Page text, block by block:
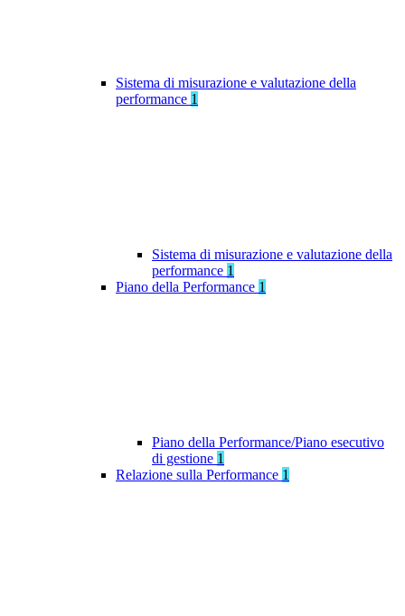
Sistema di misurazione e valutazione della
performance 1
Sistema di misurazione e valutazione della
performance 1
Piano della Performance 1
Piano della Performance/Piano esecutivo
di gestione 1
Relazione sulla Performance 1